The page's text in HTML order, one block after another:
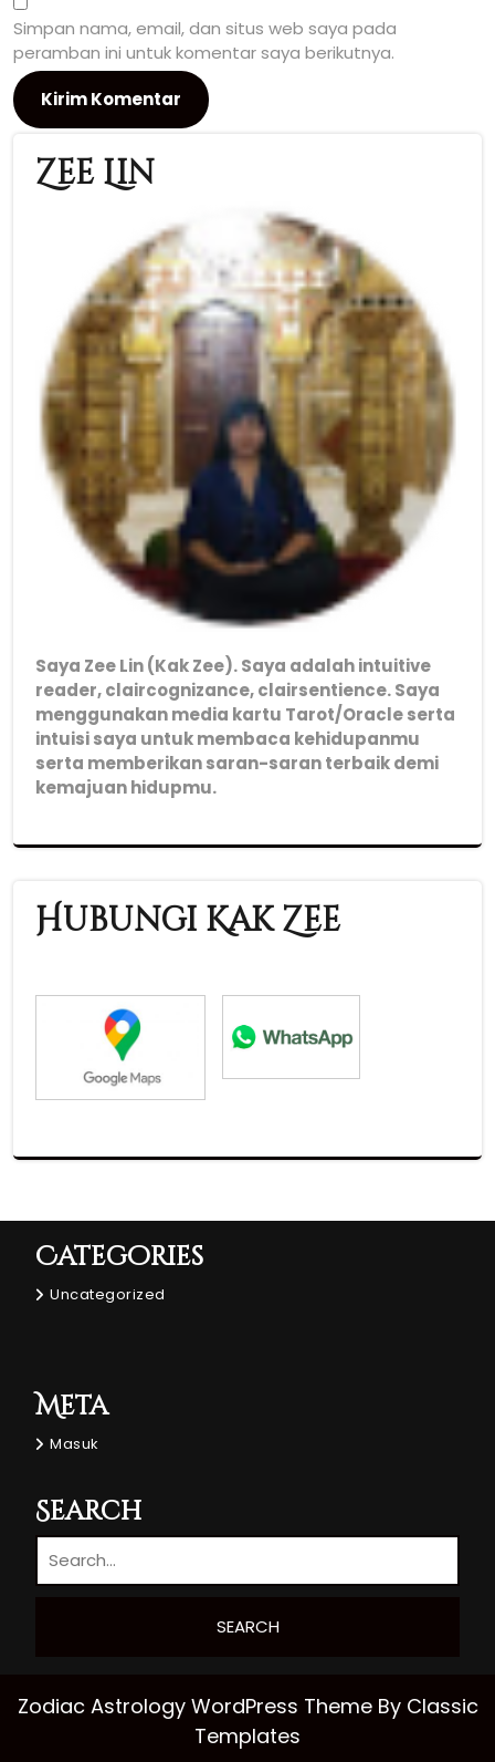
Simpan nama, email, dan situs web saya pada
peramban ini untuk komentar saya berikutnya.
Zee Lin
Saya Zee Lin (Kak Zee). Saya adalah intuitive
reader, claircognizance, clairsentience. Saya
menggunakan media kartu Tarot/Oracle serta
intuisi saya untuk membaca kehidupanmu
serta memberikan saran-saran terbaik demi
kemajuan hidupmu.
Hubungi Kak Zee
Categories
Uncategorized
Meta
Masuk
Search
Zodiac Astrology WordPress Theme By Classic
Templates